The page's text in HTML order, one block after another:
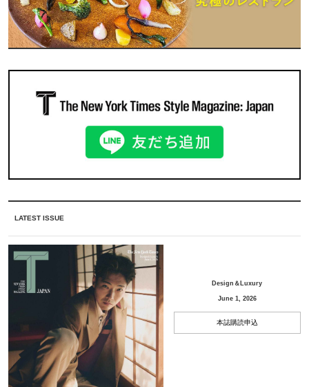
LATEST ISSUE
Design＆Luxury
June 1, 2026
本誌購読申込